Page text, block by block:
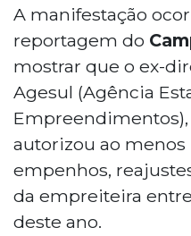
revisão dos
Rial Ltda.,
Buraco Sem Fim,
contratos de tapa-
Grande. O ex-
Fiorese, preso na
15,8 milhões à
maio. Os contratos
27,7 milhões. A
desvios de R$ 113,7
2025.
A manifestação
reportagem do
mostrar que o ex-
Agesul (Agência
Empreendimentos),
autorizou ao menos
empenhos,
da empreiteira
deste ano.